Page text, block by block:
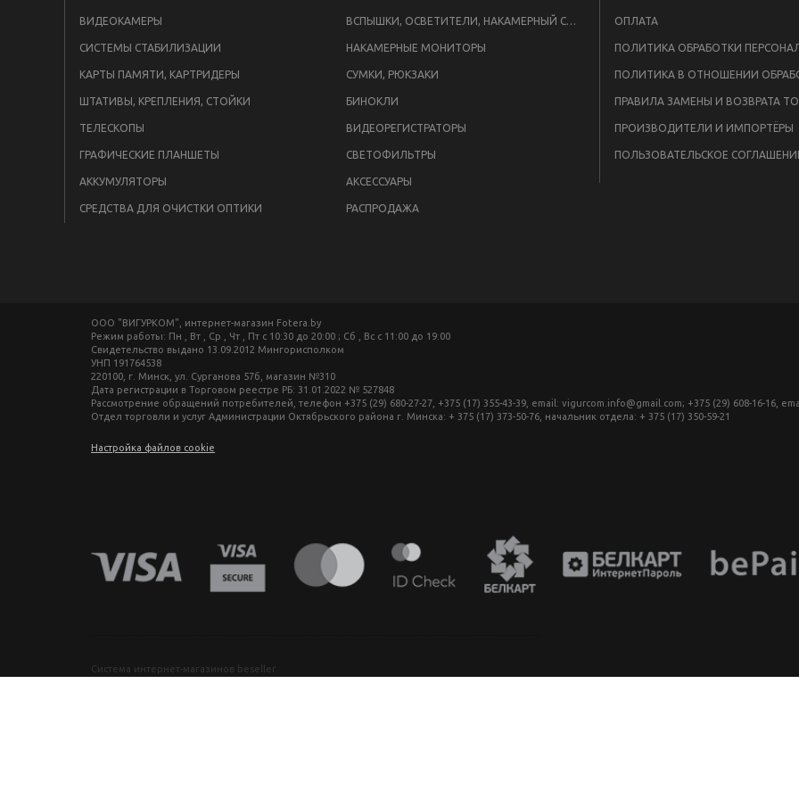
ВИДЕОКАМЕРЫ ВСПЫШКИ, ОСВЕТИТЕЛИ, НАКАМЕРНЫЙ СВЕТ
СИСТЕМЫ СТАБИЛИЗАЦИИ НАКАМЕРНЫЕ МОНИТОРЫ
КАРТЫ ПАМЯТИ, КАРТРИДЕРЫ СУМКИ, РЮКЗАКИ
ШТАТИВЫ, КРЕПЛЕНИЯ, СТОЙКИ БИНОКЛИ
ТЕЛЕСКОПЫ ВИДЕОРЕГИСТРАТОРЫ
ГРАФИЧЕСКИЕ ПЛАНШЕТЫ СВЕТОФИЛЬТРЫ
АККУМУЛЯТОРЫ АКСЕССУАРЫ
СРЕДСТВА ДЛЯ ОЧИСТКИ ОПТИКИ РАСПРОДАЖА
ОПЛАТА
ПРАВИЛА ЗАМЕНЫ И ВОЗВРАТА
ПРОИЗВОДИТЕЛИ И ИМПОРТЁРЫ
ПОЛЬЗОВАТЕЛЬСКОЕ
ООО "ВИГУРКОМ", интернет-магазин Fotera.by
Режим работы: Пн , Вт , Ср , Чт , Пт c 10:30 до 20:00 ; Сб , Вс c 11:00 до 19:00
Свидетельство выдано 13.09.2012 Мингорисполком
УНП 191764538
220100, г. Минск, ул. Сурганова 57б, магазин №310
Дата регистрации в Торговом реестре РБ: 31.01.2022 № 527848
Рассмотрение обращений потребителей, телефон +375 (29) 680-27-27, +375 (17) 355-43-39, email: vigurcom.info@gmail.com; +375 (29) 608-16-16,
Отдел торговли и услуг Администрации Октябрьского района г. Минска: + 375 (17) 373-50-76, начальник отдела: + 375 (17) 350-59-21
Настройка файлов cookie
Система интернет-магазинов beseller